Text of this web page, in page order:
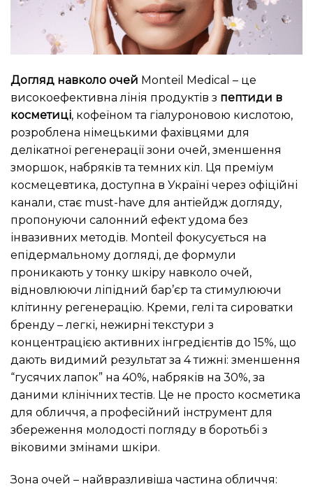
Догляд навколо очей Monteil Medical – це
високоефективна лінія продуктів з пептиди в
косметиці, кофеїном та гіалуроновою кислотою,
розроблена німецькими фахівцями для
делікатної регенерації зони очей, зменшення
зморшок, набряків та темних кіл. Ця преміум
космецевтика, доступна в Україні через офіційні
канали, стає must-have для антіейдж догляду,
пропонуючи салонний ефект удома без
інвазивних методів. Monteil фокусується на
епідермальному догляді, де формули
проникають у тонку шкіру навколо очей,
відновлюючи ліпідний бар’єр та стимулюючи
клітинну регенерацію. Креми, гелі та сироватки
бренду – легкі, нежирні текстури з
концентрацією активних інгредієнтів до 15%, що
дають видимий результат за 4 тижні: зменшення
“гусячих лапок” на 40%, набряків на 30%, за
даними клінічних тестів. Це не просто косметика
для обличчя, а професійний інструмент для
збереження молодості погляду в боротьбі з
віковими змінами шкіри.
Зона очей – найвразливіша частина обличчя: